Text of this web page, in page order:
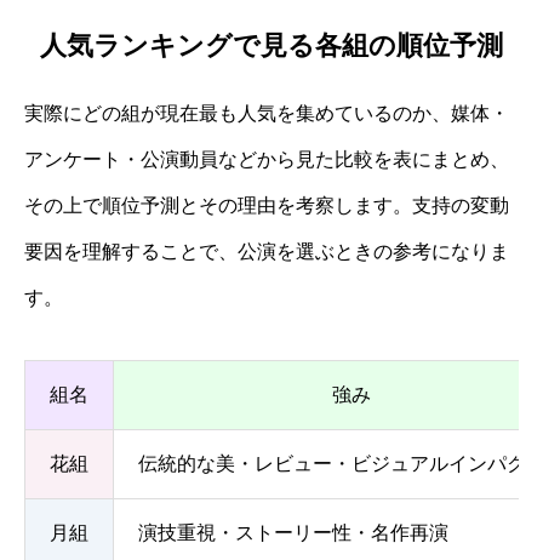
人気ランキングで見る各組の順位予測
実際にどの組が現在最も人気を集めているのか、媒体・
アンケート・公演動員などから見た比較を表にまとめ、
その上で順位予測とその理由を考察します。支持の変動
要因を理解することで、公演を選ぶときの参考になりま
す。
組名 強み
花組 伝統的な美・レビュー・ビジュアルインパク
月組 演技重視・ストーリー性・名作再演